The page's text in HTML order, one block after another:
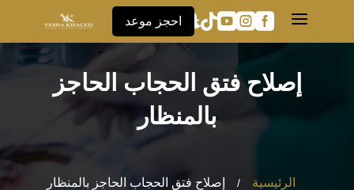
a




 احجز موعد
إصلاح فتق الحجاب الحاجز
بالمنظار
الرئيسية / إصلاح فتق الحجاب الحاجز بالمنظار